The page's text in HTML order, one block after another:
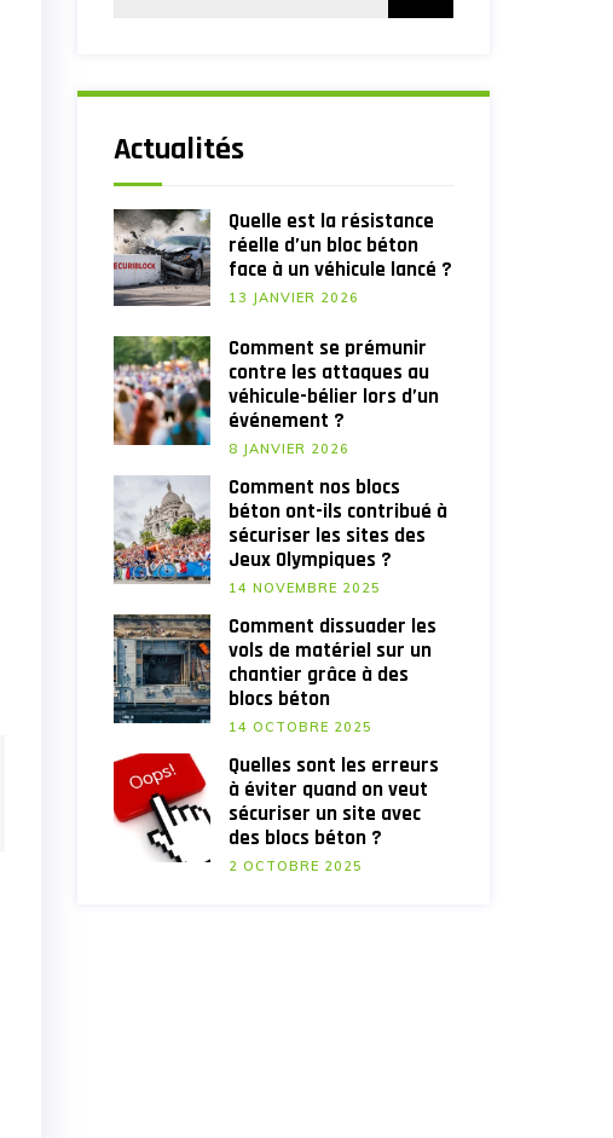
Actualités
Quelle est la résistance
réelle d’un bloc béton
face à un véhicule lancé ?
13 JANVIER 2026
Comment se prémunir
contre les attaques au
véhicule-bélier lors d’un
événement ?
8 JANVIER 2026
Comment nos blocs
béton ont-ils contribué à
sécuriser les sites des
Jeux Olympiques ?
14 NOVEMBRE 2025
Comment dissuader les
vols de matériel sur un
chantier grâce à des
blocs béton
14 OCTOBRE 2025
Quelles sont les erreurs
à éviter quand on veut
sécuriser un site avec
des blocs béton ?
2 OCTOBRE 2025